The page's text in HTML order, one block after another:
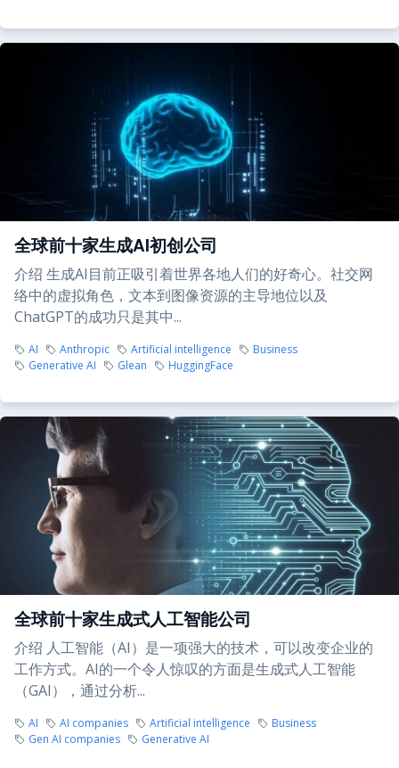
全球前十家生成AI初创公司
介绍 生成AI目前正吸引着世界各地人们的好奇心。社交网
络中的虚拟角色，文本到图像资源的主导地位以及
ChatGPT的成功只是其中...
AI Anthropic Artificial intelligence
Business
Generative AI
Glean HuggingFace
全球前十家生成式人工智能公司
介绍 人工智能（AI）是一项强大的技术，可以改变企业的
工作方式。AI的一个令人惊叹的方面是生成式人工智能
（GAI），通过分析...
AI AI companies Artificial intelligence
Business
Gen AI companies
Generative AI